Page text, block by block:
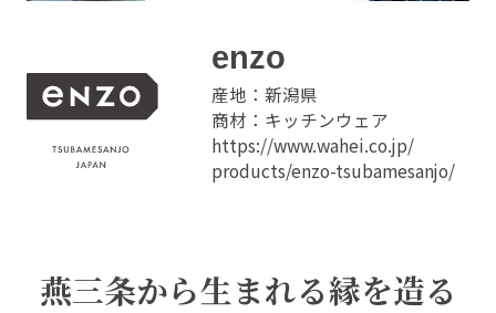
enzo
産地：新潟県
商材：キッチンウェア
https://www.wahei.co.jp/
products/enzo-tsubamesanjo/
燕三条から生まれる縁を造る